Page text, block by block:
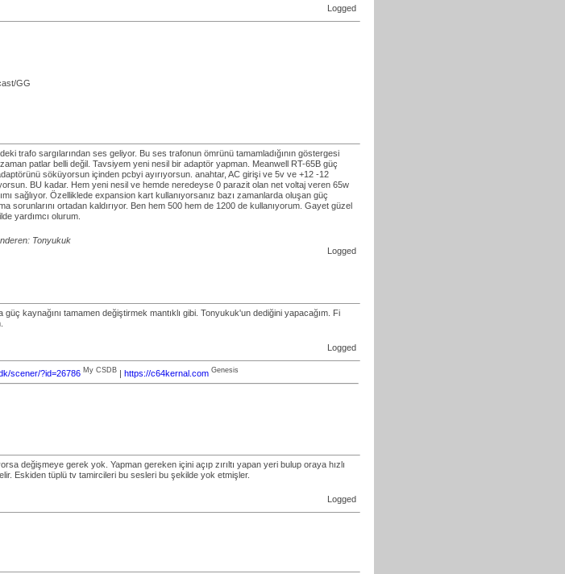
Logged
GG
trafo sargılarından ses geliyor. Bu ses trafonun ömrünü tamamladığının göstergesi
patlar belli değil. Tavsiyem yeni nesil bir adaptör yapman. Meanwell RT-65B güç
söküyorsun içinden pcbyi ayırıyorsun. anahtar, AC girişi ve 5v ve +12 -12
BU kadar. Hem yeni nesil ve hemde neredeyse 0 parazit olan net voltaj veren 65w
sağlıyor. Özelliklede expansion kart kullanıyorsanız bazı zamanlarda oluşan güç
sorunlarını ortadan kaldırıyor. Ben hem 500 hem de 1200 de kullanıyorum. Gayet güzel
yardımcı olurum.
Tonyukuk
Logged
güç kaynağını tamamen değiştirmek mantıklı gibi. Tonyukuk'un dediğini yapacağım. Fi
Logged
scener/?id=26786 My CSDB | https://c64kernal.com Genesis
değişmeye gerek yok. Yapman gereken içini açıp zırıltı yapan yeri bulup oraya hızlı
Eskiden tüplü tv tamircileri bu sesleri bu şekilde yok etmişler.
Logged